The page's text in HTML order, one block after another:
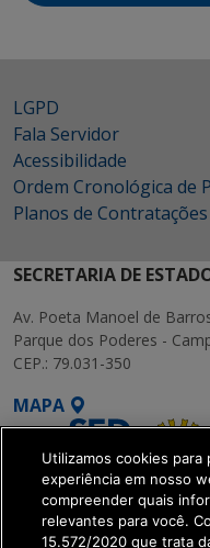
LGPD
Fala Servidor
Acessibilidade
Ordem Cronológica de
Planos de
SECRETARIA DE
Av. Poeta Manoel de
Parque dos Poderes -
CEP.: 79.031-350
MAPA
Utilizamos cookies para
experiência em nosso
compreender quais
relevantes para você.
15.572/2020 que trata